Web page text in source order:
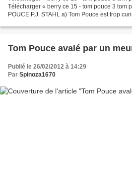
Télécharger « berry ce 15 - tom pouce 3 tom
POUCE P.J. STAHL a) Tom Pouce est trop
Tom Pouce avalé par un
Publié le 26/02/2012 à 14:29
Par Spinoza1670